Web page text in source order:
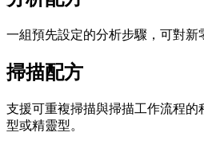
一組預先設定的分析步驟，可對新
掃描配方
支援可重複掃描與掃描工作流程
型或精靈型。